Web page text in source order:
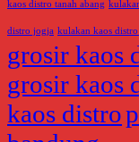
kaos distro tanah abang
distro jogja kulakan kaos
grosir kaos
grosir kaos
kaos distro